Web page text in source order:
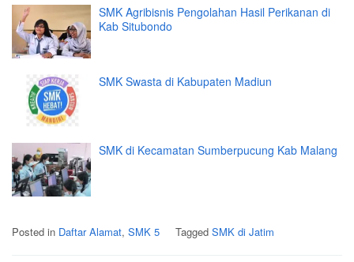
SMK Agribisnis Pengolahan Hasil Perikanan di
Kab Situbondo
SMK Swasta di Kabupaten Madiun
SMK di Kecamatan Sumberpucung Kab Malang
Posted in Daftar Alamat, SMK 5 Tagged SMK di Jatim